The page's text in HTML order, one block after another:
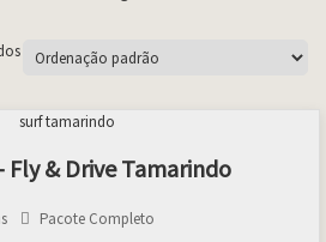
Fly & Drive Tamarindo
Pacote Completo